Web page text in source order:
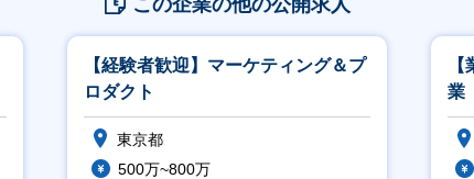
この企業の他の公開求人
【経験者歓迎】マーケティング＆プ
ロダクト
東京都
500万~800万
業